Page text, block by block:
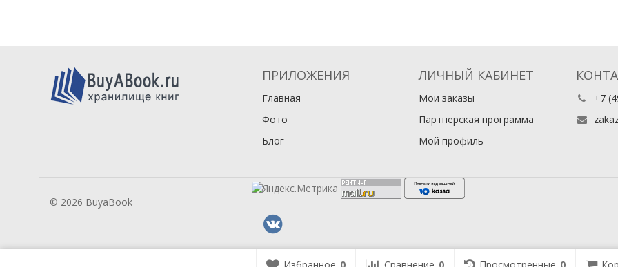
ПРИЛОЖЕНИЯ
Главная
Фото
Блог
ЛИЧНЫЙ КАБИНЕТ
Мои заказы
Партнерская программа
Мой профиль
+7
© 2026 BuyaBook